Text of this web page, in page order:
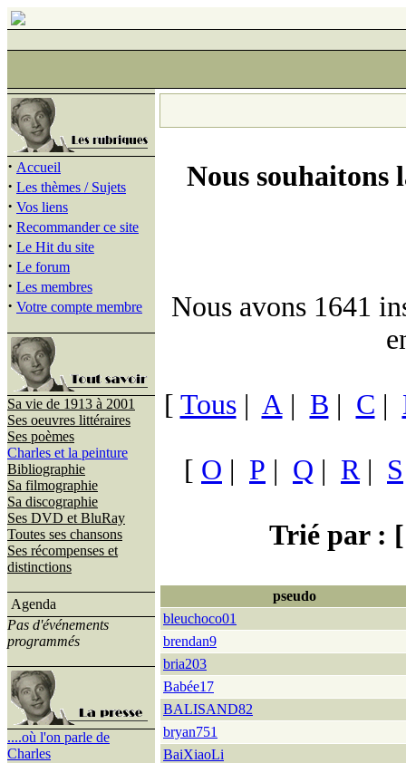
· Accueil
· Les thèmes / Sujets
· Vos liens
· Recommander ce site
· Le Hit du site
· Le forum
· Les membres
· Votre compte membre
Sa vie de 1913 à 2001
Ses oeuvres littéraires
Ses poèmes
Charles et la peinture
Bibliographie
Sa filmographie
Sa discographie
Ses DVD et BluRay
Toutes ses chansons
Ses récompenses et
distinctions
Agenda
Pas d'événements
programmés
....où l'on parle de
Charles
Nous souhaitons
Nous avons 1641
[ Tous| A| B | C |
[ O | P | Q | R| S
Trié par : [
pseudo
bleuchoco01
brendan9
bria203
Babée17
BALISAND82
bryan751
BaiXiaoLi